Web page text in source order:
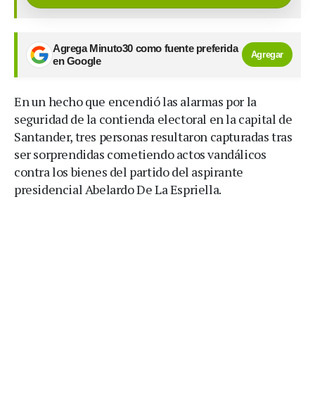
Agrega Minuto30 como fuente preferida
en Google
Agregar
En un hecho que encendió las alarmas por la
seguridad de la contienda electoral en la capital de
Santander, tres personas resultaron capturadas tras
ser sorprendidas cometiendo actos vandálicos
contra los bienes del partido del aspirante
presidencial Abelardo De La Espriella.